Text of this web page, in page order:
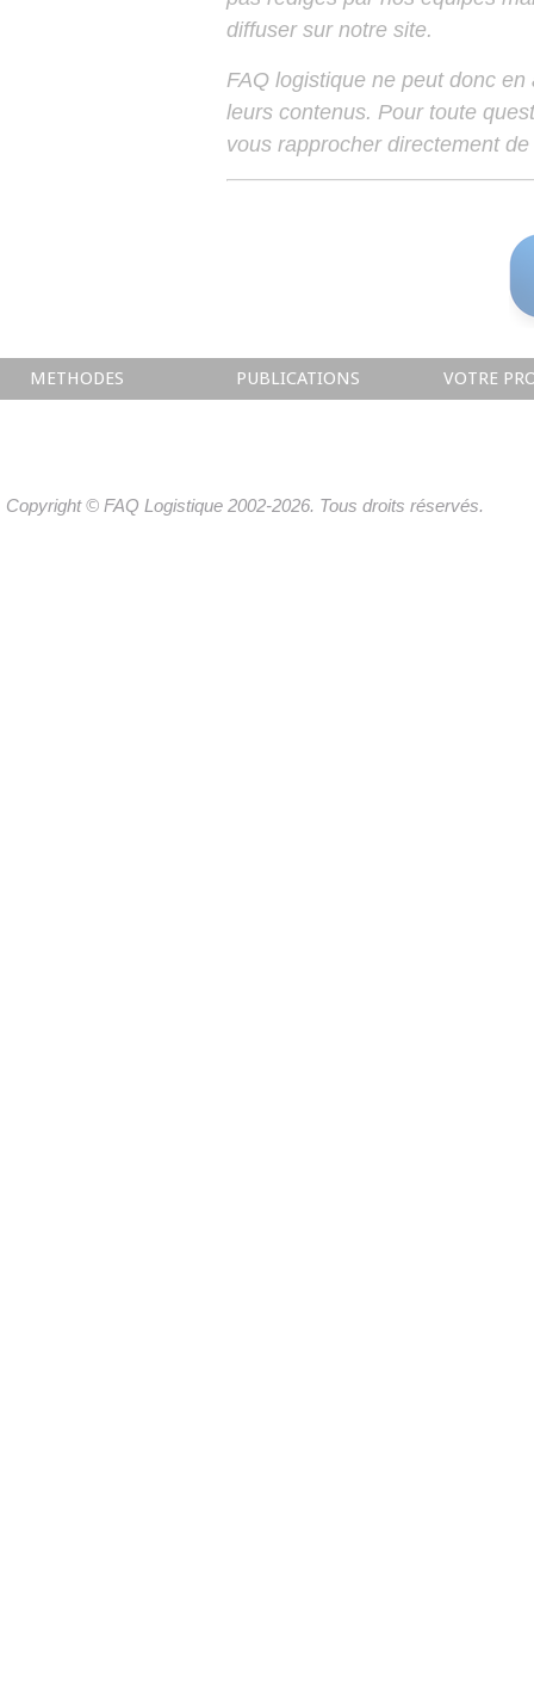
diffuser sur notre site.
FAQ logistique ne peut donc
leurs contenus. Pour toute
vous rapprocher directement
METHODES PUBLICATIONS VOTRE
Copyright © FAQ Logistique 2002-2026. Tous droits réservés.